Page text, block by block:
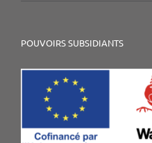
POUVOIRS SUBSIDIANTS